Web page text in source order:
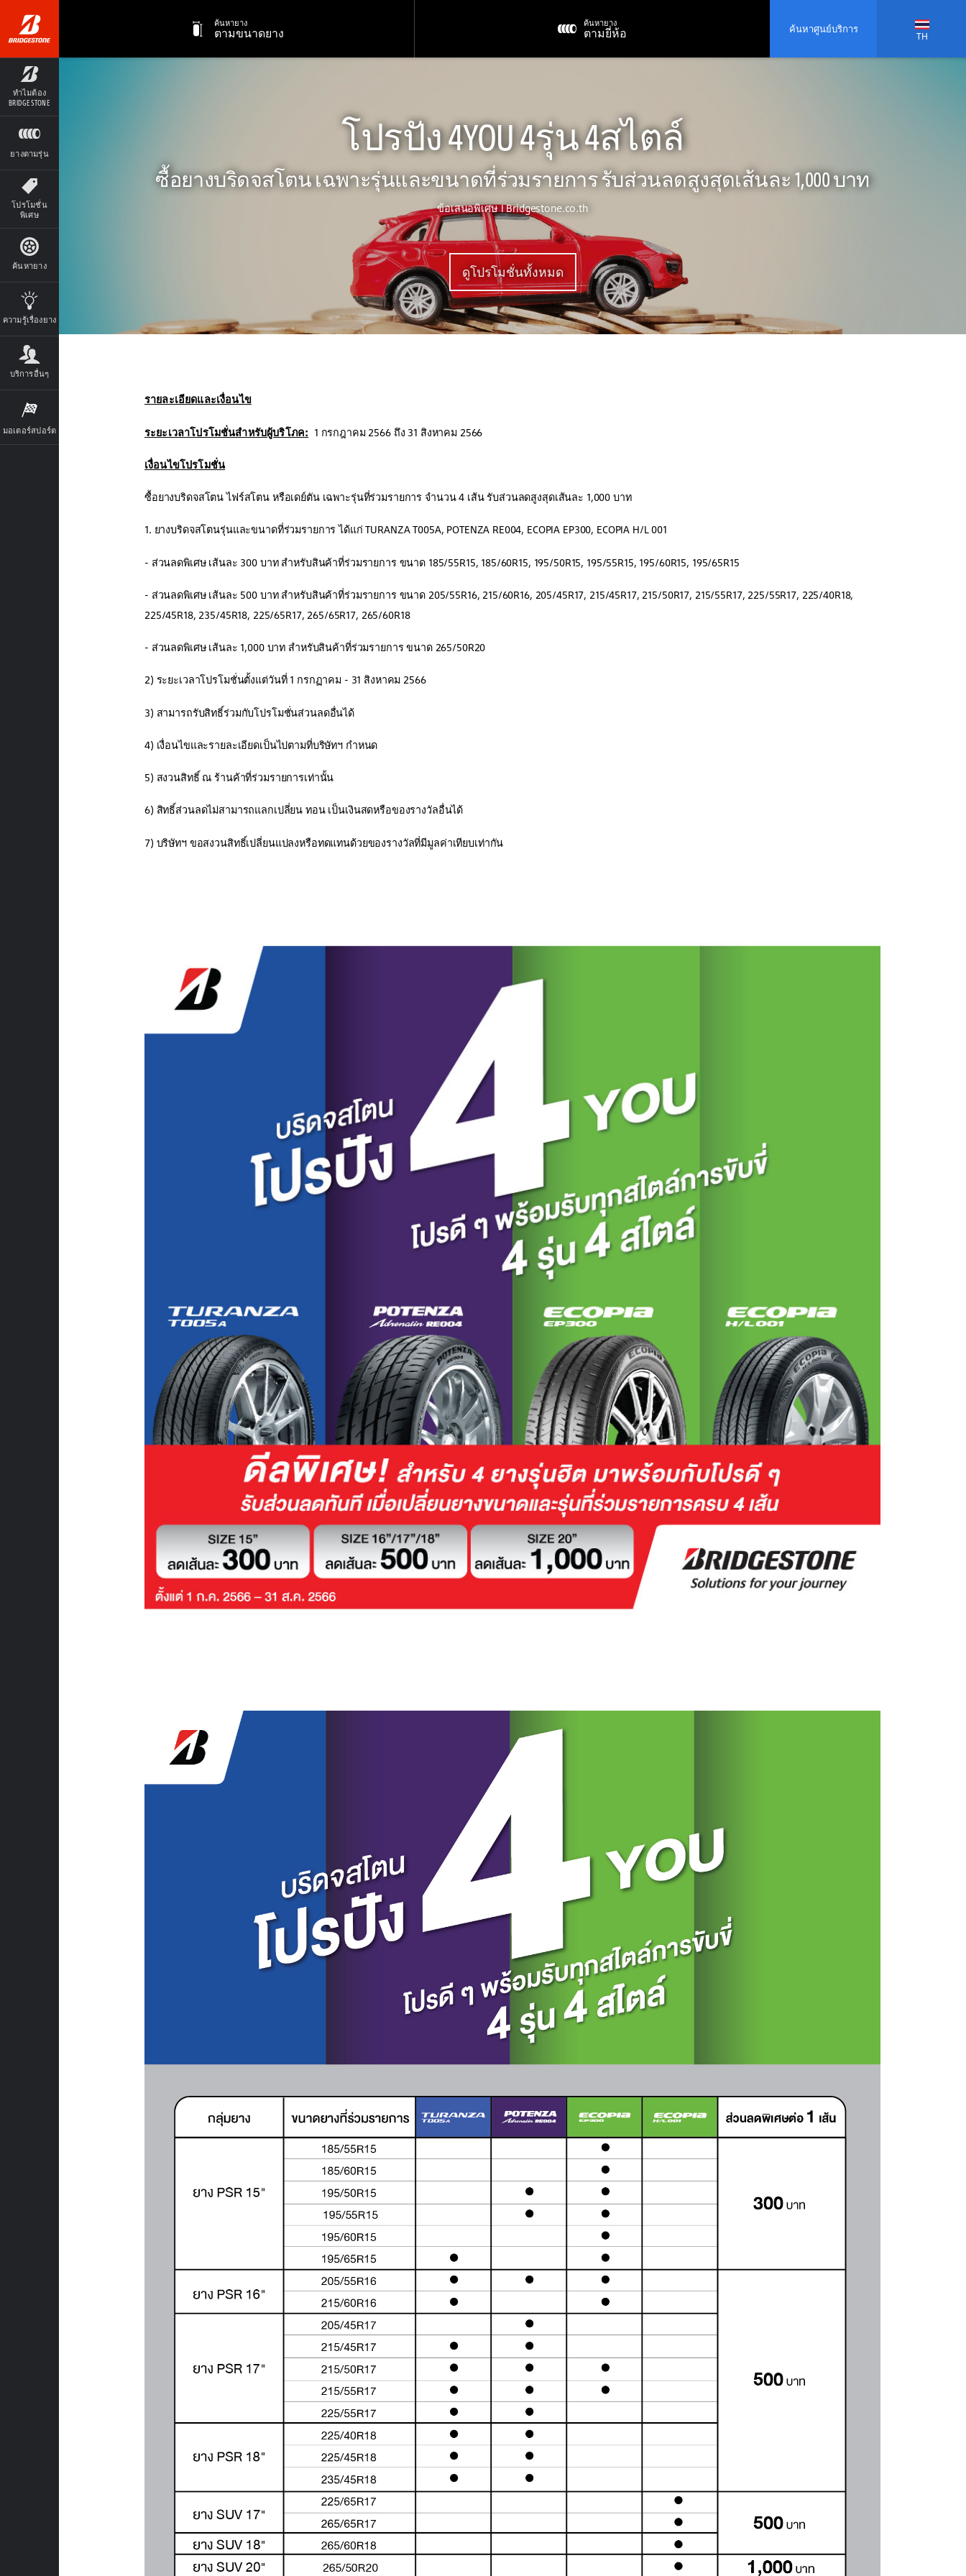
ทำไมต้อง
BRIDGESTONE
ยางตามรุ่น
โปรโมชั่น
พิเศษ
ค้นหายาง
ความรู้เรื่องยาง
บริการอื่นๆ
มอเตอร์สปอร์ต
ค้นหายาง
ตามขนาดยาง
ค้นหายาง
ตามยี่ห้อ ค้นหาศูนย์บริการ
TH
โปรปัง 4YOU 4รุ่น 4สไตล์
ซื้อยางบริดจสโตน เฉพาะรุ่นและขนาดที่ร่วมรายการ รับส่วนลดสูงสุดเส้นละ 1,000 บาท
ข้อเสนอพิเศษ I Bridgestone.co.th
ดูโปรโมชั่นทั้งหมด
รายละเอียดและเงื่อนไข
ระยะเวลาโปรโมชั่นสำหรับผู้บริโภค: 1 กรกฎาคม 2566 ถึง 31 สิงหาคม 2566
เงื่อนไขโปรโมชั่น
ซื้อยางบริดจสโตน ไฟร์สโตน หรือเดย์ตัน เฉพาะรุ่นที่ร่วมรายการ จำนวน 4 เส้น รับส่วนลดสูงสุดเส้นละ 1,000 บาท
1. ยางบริดจสโตนรุ่นและขนาดที่ร่วมรายการ ได้แก่ TURANZA T005A, POTENZA RE004, ECOPIA EP300, ECOPIA H/L 001
- ส่วนลดพิเศษ เส้นละ 300 บาท สำหรับสินค้าที่ร่วมรายการ ขนาด 185/55R15, 185/60R15, 195/50R15, 195/55R15, 195/60R15, 195/65R15
- ส่วนลดพิเศษ เส้นละ 500 บาท สำหรับสินค้าที่ร่วมรายการ ขนาด 205/55R16, 215/60R16, 205/45R17, 215/45R17, 215/50R17, 215/55R17, 225/55R17, 225/40R18,
225/45R18, 235/45R18, 225/65R17, 265/65R17, 265/60R18
- ส่วนลดพิเศษ เส้นละ 1,000 บาท สำหรับสินค้าที่ร่วมรายการ ขนาด 265/50R20
2) ระยะเวลาโปรโมชั่นตั้งแต่วันที่ 1 กรกฏาคม - 31 สิงหาคม 2566
3) สามารถรับสิทธิ์ร่วมกับโปรโมชั่นส่วนลดอื่นได้
4) เงื่อนไขและรายละเอียดเป็นไปตามที่บริษัทฯ กำหนด
5) สงวนสิทธิ์ ณ ร้านค้าที่ร่วมรายการเท่านั้น
6) สิทธิ์ส่วนลดไม่สามารถแลกเปลี่ยน ทอน เป็นเงินสดหรือของรางวัลอื่นได้
7) บริษัทฯ ขอสงวนสิทธิ์เปลี่ยนแปลงหรือทดแทนด้วยของรางวัลที่มีมูลค่าเทียบเท่ากัน